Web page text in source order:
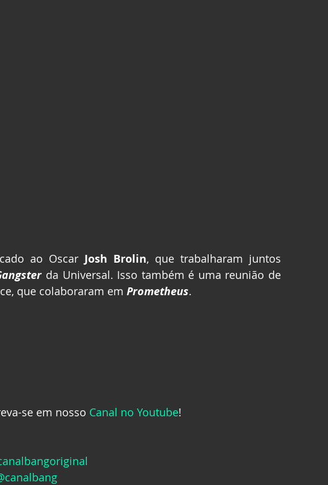
ao Oscar Josh Brolin, que trabalharam juntos
da Universal. Isso também é uma reunião de
que colaboraram em Prometheus.
se em nosso Canal no Youtube!